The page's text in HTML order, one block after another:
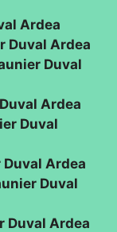
Ardea
Duval Ardea
Duval
Ardea
Duval
Ardea
Duval
Duval Ardea